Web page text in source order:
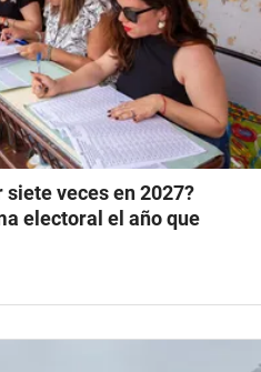
veces en 2027?
electoral el año que